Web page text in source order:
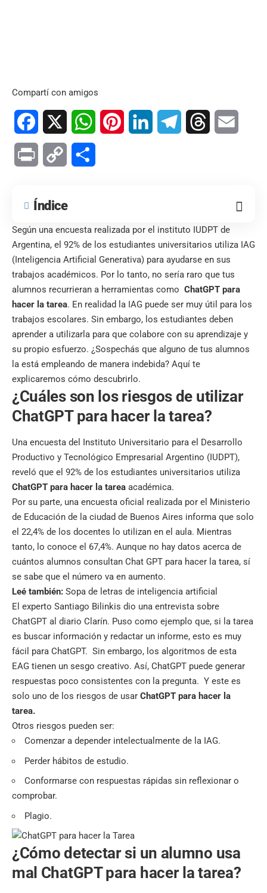
Compartí con amigos
Facebook WhatsAppPinterest LinkedIn TelegramThreads
Print Copy
Índice
Según una encuesta realizada por el instituto IUDPT de
Argentina, el 92% de los estudiantes universitarios utiliza IAG
(Inteligencia Artificial Generativa) para ayudarse en sus
trabajos académicos. Por lo tanto, no sería raro que tus
alumnos recurrieran a herramientas como ChatGPT para
hacer la tarea. En realidad la IAG puede ser muy útil para los
trabajos escolares. Sin embargo, los estudiantes deben
aprender a utilizarla para que colabore con su aprendizaje y
su propio esfuerzo. ¿Sospechás que alguno de tus alumnos
la está empleando de manera indebida? Aquí te
explicaremos cómo descubrirlo.
¿Cuáles son los riesgos de utilizar
ChatGPT para hacer la tarea?
Una encuesta del Instituto Universitario para el Desarrollo
Productivo y Tecnológico Empresarial Argentino (IUDPT),
reveló que el 92% de los estudiantes universitarios utiliza
ChatGPT para hacer la tarea académica.
Por su parte, una encuesta oficial realizada por el Ministerio
de Educación de la ciudad de Buenos Aires informa que solo
el 22,4% de los docentes lo utilizan en el aula. Mientras
tanto, lo conoce el 67,4%. Aunque no hay datos acerca de
cuántos alumnos consultan Chat GPT para hacer la tarea, sí
se sabe que el número va en aumento.
Leé también: Sopa de letras de inteligencia artificial
El experto Santiago Bilinkis dio una entrevista sobre
ChatGPT al diario Clarín. Puso como ejemplo que, si la tarea
es buscar información y redactar un informe, esto es muy
fácil para ChatGPT. Sin embargo, los algoritmos de esta
EAG tienen un sesgo creativo. Así, ChatGPT puede generar
respuestas poco consistentes con la pregunta. Y este es
solo uno de los riesgos de usar ChatGPT para hacer la
tarea.
Otros riesgos pueden ser:
Comenzar a depender intelectualmente de la IAG.
Perder hábitos de estudio.
Conformarse con respuestas rápidas sin reflexionar o
comprobar.
Plagio.
¿Cómo detectar si un alumno usa
mal ChatGPT para hacer la tarea?